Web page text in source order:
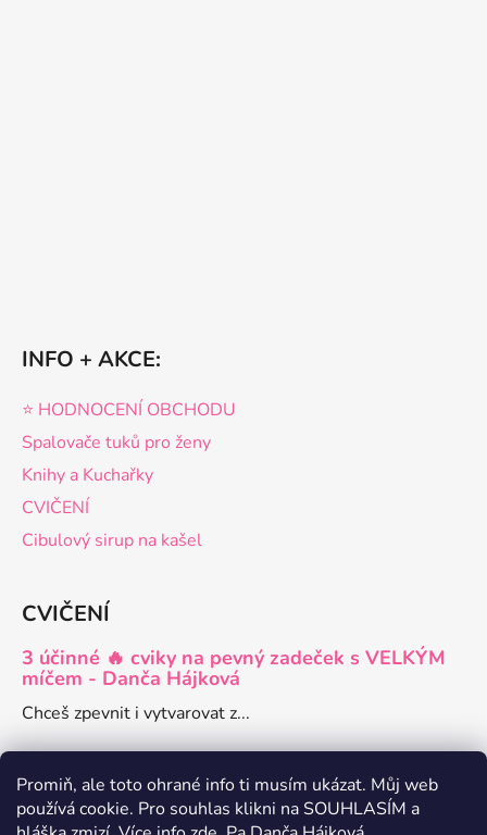
Promiň, ale toto ohrané info ti musím ukázat. Můj web
používá cookie. Pro souhlas klikni na SOUHLASÍM a
INFO + AKCE:
⭐️ HODNOCENÍ OBCHODU
Spalovače tuků pro ženy
Knihy a Kuchařky
CVIČENÍ
Cibulový sirup na kašel
CVIČENÍ
3 účinné 🔥 cviky na pevný zadeček s VELKÝM
míčem - Danča Hájková
Chceš zpevnit i vytvarovat z...